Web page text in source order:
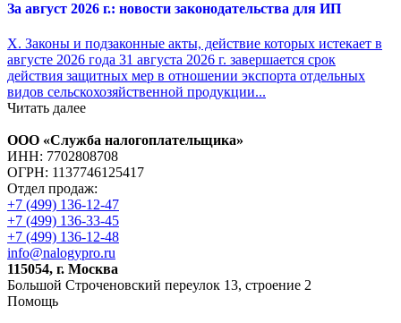
За август 2026 г.: новости законодательства для ИП
X. Законы и подзаконные акты, действие которых истекает в
августе 2026 года 31 августа 2026 г. завершается срок
действия защитных мер в отношении экспорта отдельных
видов сельскохозяйственной продукции...
Читать далее
ООО «Служба налогоплательщика»
ИНН: 7702808708
ОГРН: 1137746125417
Отдел продаж:
+7 (499) 136-12-47
+7 (499) 136-33-45
+7 (499) 136-12-48
info@nalogypro.ru
115054, г. Москва
Большой Строченовский переулок 13, строение 2
Помощь